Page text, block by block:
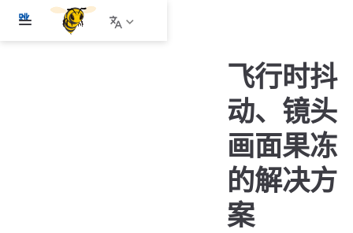
跳
飞行时抖
动、镜头
画面果冻
的解决方
案